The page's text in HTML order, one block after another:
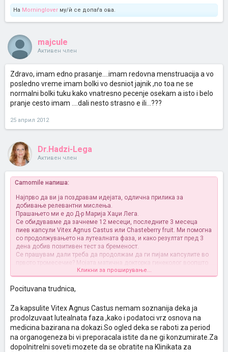
На Morninglover му/ѝ се допаѓа ова.
majcule
Активен член
Zdravo, imam edno prasanje....imam redovna menstruacija a vo
posledno vreme imam bolki vo desniot jajnik ,no toa ne se
normalni bolki tuku kako vnatresno pecenje osekam a isto i belo
pranje cesto imam ....dali nesto strasno e ili...???
25 април 2012
Dr.Hadzi-Lega
Активен член
Camomile напиша:
Најпрво да ви ја поздравам идејата, одлична прилика за
добивање релевантни мислења.
Прашањето ми е до Д-р Марија Хаџи Лега.
Се обидувавме да зачнеме 12 месеци, последните 3 месеца
пиев капсули Vitex Agnus Castus или Chasteberry fruit. Ми помогна
со продолжувањето на лутеалната фаза, и како резултат пред 3
дена добив позитивен тест за бременост.
Се прашувам дали треба да продолжам да ги пијам капсулите во
првото тромесечие? Мојата матична докторка гинеколог воопшто
немаше одговор на ова прашање, впрочем не беше ни
запознаена со Витекс.
Однапред благодарам.
Кликни за проширување...
Pocituvana trudnica,
Za kapsulite Vitex Agnus Castus nemam soznanija deka ja
prodolzuvaat lutealnata faza ,kako i podatoci vrz osnova na
medicina bazirana na dokazi.So ogled deka se raboti za period
na organogeneza bi vi preporacala istite da ne gi konzumirate.Za
dopolnitrelni soveti mozete da se obratite na Klinikata za